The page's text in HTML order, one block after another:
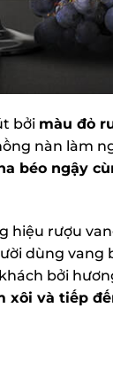
bởimàu đỏ
nàn làm
béo ngậy
rượu
dùng vang
bởi
và tiếp